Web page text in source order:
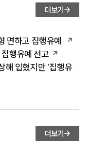
변호사추천
더보기
면하고 집행유예
행유예 선고
해 입혔지만 ‘집행유
더보기